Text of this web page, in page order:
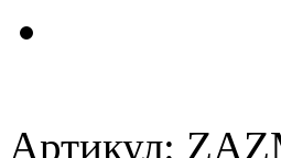
Артикул: